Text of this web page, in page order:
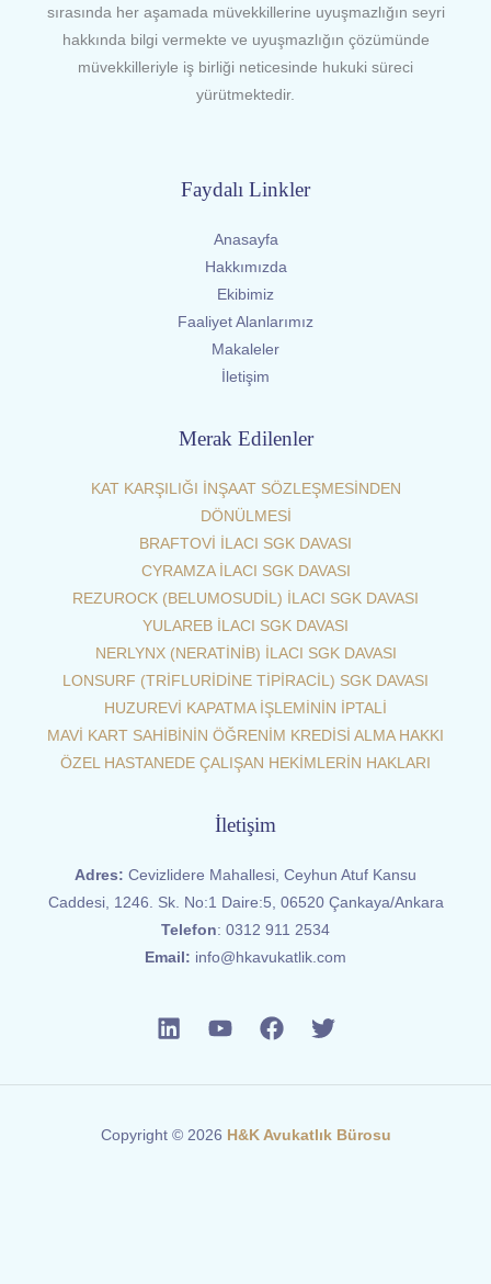
sırasında her aşamada müvekkillerine uyuşmazlığın seyri
hakkında bilgi vermekte ve uyuşmazlığın çözümünde
müvekkilleriyle iş birliği neticesinde hukuki süreci
yürütmektedir.
Faydalı Linkler
Anasayfa
Hakkımızda
Ekibimiz
Faaliyet Alanlarımız
Makaleler
İletişim
Merak Edilenler
KAT KARŞILIĞI İNŞAAT SÖZLEŞMESİNDEN
DÖNÜLMESİ
BRAFTOVİ İLACI SGK DAVASI
CYRAMZA İLACI SGK DAVASI
REZUROCK (BELUMOSUDİL) İLACI SGK DAVASI
YULAREB İLACI SGK DAVASI
NERLYNX (NERATİNİB) İLACI SGK DAVASI
LONSURF (TRİFLURİDİNE TİPİRACİL) SGK DAVASI
HUZUREVİ KAPATMA İŞLEMİNİN İPTALİ
MAVİ KART SAHİBİNİN ÖĞRENİM KREDİSİ ALMA HAKKI
ÖZEL HASTANEDE ÇALIŞAN HEKİMLERİN HAKLARI
İletişim
Adres: Cevizlidere Mahallesi, Ceyhun Atuf Kansu
Caddesi, 1246. Sk. No:1 Daire:5, 06520 Çankaya/Ankara
Telefon: 0312 911 2534
Email: info@hkavukatlik.com
Copyright © 2026 H&K Avukatlık Bürosu